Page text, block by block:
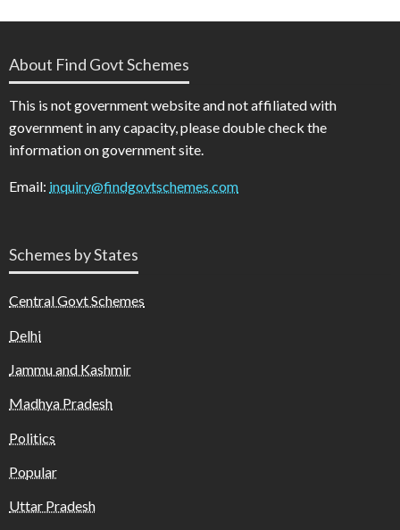
About Find Govt Schemes
This is not government website and not affiliated with
government in any capacity, please double check the
information on government site.
Email: inquiry@findgovtschemes.com
Schemes by States
Central Govt Schemes
Delhi
Jammu and Kashmir
Madhya Pradesh
Politics
Popular
Uttar Pradesh